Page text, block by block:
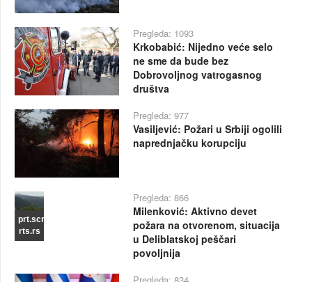
Pregleda: 1093
Krkobabić: Nijedno veće selo
ne sme da bude bez
Dobrovoljnog vatrogasnog
društva
Pregleda: 977
Vasiljević: Požari u Srbiji ogolili
naprednjačku korupciju
prt.scr
rts.rs
Pregleda: 866
Milenković: Aktivno devet
požara na otvorenom, situacija
u Deliblatskoj peščari
povoljnija